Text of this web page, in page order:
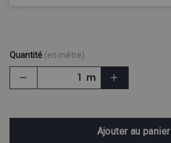
Quantité (en mètre)
m
Ajouter au panier